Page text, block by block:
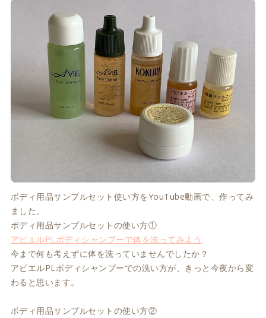
ボディ用品サンプルセット使い方をYouTube動画で、作ってみ
ました。
ボディ用品サンプルセットの使い方①
アビエルPLボディシャンプーで体を洗ってみよう
今まで何も考えずに体を洗っていませんでしたか？
アビエルPLボディシャンプーでの洗い方が、きっと今夜から変
わると思います。
ボディ用品サンプルセットの使い方②